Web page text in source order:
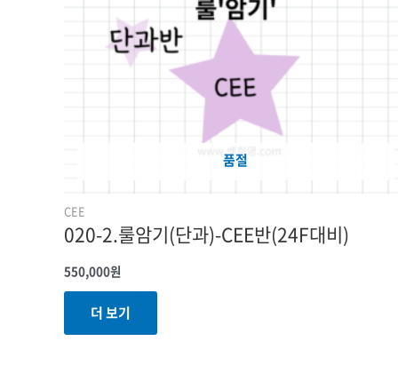
품절
CEE
020-2.룰암기(단과)-CEE반(24F대비)
550,000원
더 보기